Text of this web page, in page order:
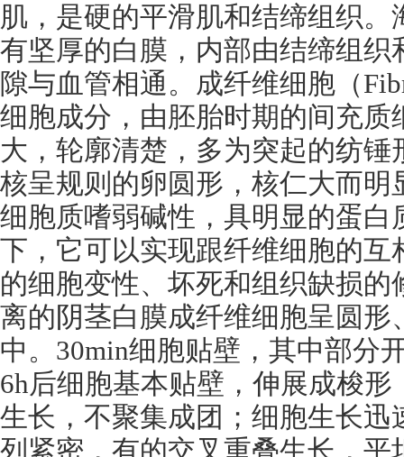
肌，是硬的平滑肌和结缔组织
有坚厚的白膜，内部由结缔组
隙与血管相通。成纤维细胞（
细胞成分，由胚胎时期的间充
大，轮廓清楚，多为突起的纺
核呈规则的卵圆形，核仁大而
细胞质嗜弱碱性，具明显的蛋
下，它可以实现跟纤维细胞的
的细胞变性、坏死和组织缺损
离的阴茎白膜成纤维细胞呈圆
中。 30min细胞贴壁，其中部分
6h后细胞基本贴壁，伸展成梭
生长，不聚集成团；细胞生长迅
列紧密，有的交叉重叠生长，